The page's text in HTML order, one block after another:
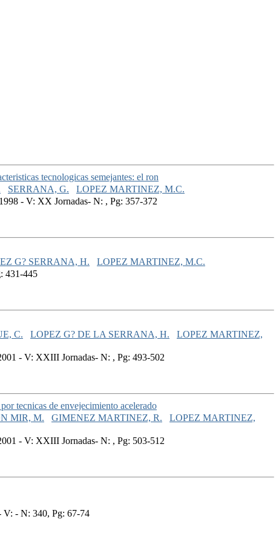
tecnologicas semejantes: el ron
SERRANA, G.
LOPEZ MARTINEZ, M.C.
- V: XX Jornadas- N: , Pg: 357-372
G? SERRANA, H.
LOPEZ MARTINEZ, M.C.
431-445
C. LOPEZ G? DE LA SERRANA, H.
LOPEZ MARTINEZ,
- V: XXIII Jornadas- N: , Pg: 493-502
tecnicas de envejecimiento acelerado
MIR, M. GIMENEZ MARTINEZ, R.
LOPEZ MARTINEZ,
- V: XXIII Jornadas- N: , Pg: 503-512
V: - N: 340, Pg: 67-74